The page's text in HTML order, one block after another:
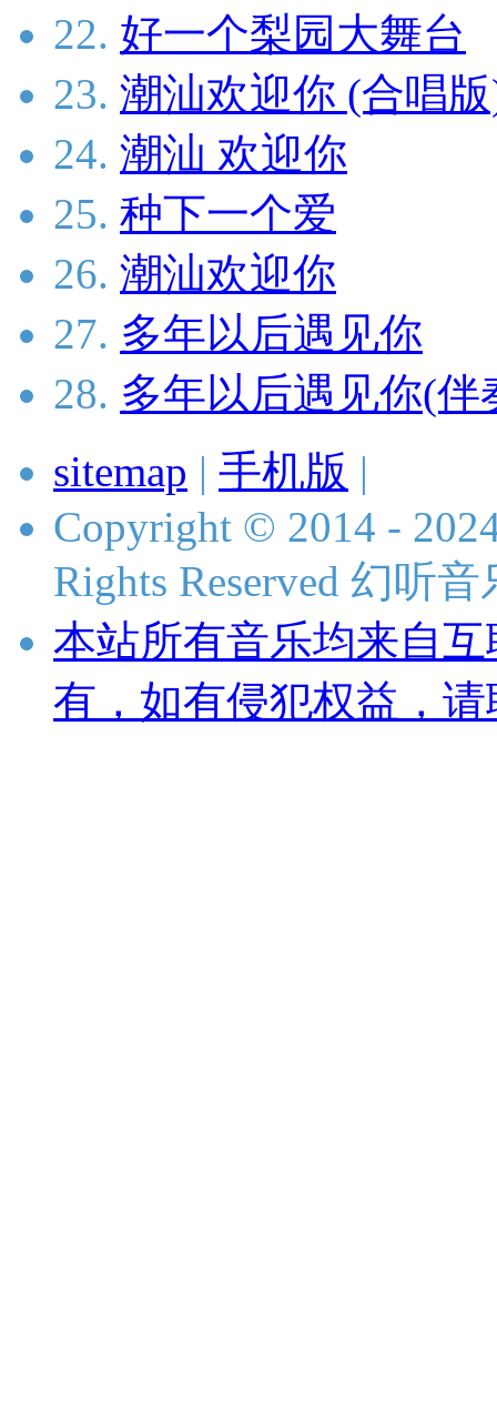
22. 好一个梨园大舞台
23. 潮汕欢迎你 (合唱
24. 潮汕 欢迎你
25. 种下一个爱
26. 潮汕欢迎你
27. 多年以后遇见你
28. 多年以后遇见你(伴
sitemap | 手机版 |
Copyright © 2014 -
Rights Reserved 幻听
本站所有音乐均来自
有，如有侵犯权益，